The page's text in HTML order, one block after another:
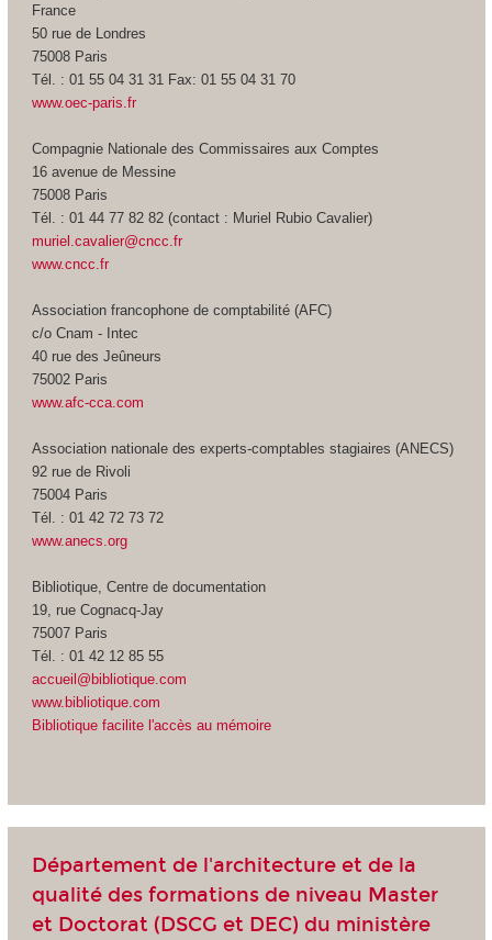
France
50 rue de Londres
75008 Paris
Tél. : 01 55 04 31 31 Fax: 01 55 04 31 70
www.oec-paris.fr
Compagnie Nationale des Commissaires aux Comptes
16 avenue de Messine
75008 Paris
Tél. : 01 44 77 82 82 (contact : Muriel Rubio Cavalier)
muriel.cavalier@cncc.fr
www.cncc.fr
Association francophone de comptabilité (AFC)
c/o Cnam - Intec
40 rue des Jeûneurs
75002 Paris
www.afc-cca.com
Association nationale des experts-comptables stagiaires (ANECS)
92 rue de Rivoli
75004 Paris
Tél. : 01 42 72 73 72
www.anecs.org
Bibliotique, Centre de documentation
19, rue Cognacq-Jay
75007 Paris
Tél. : 01 42 12 85 55
accueil@bibliotique.com
www.bibliotique.com
Bibliotique facilite l'accès au mémoire
Département de l'architecture et de la
qualité des formations de niveau Master
et Doctorat (DSCG et DEC) du ministère